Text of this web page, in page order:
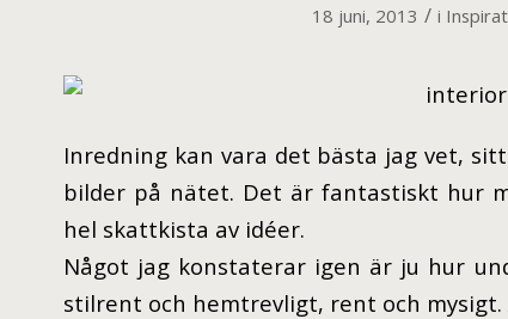
18 juni, 2013 / i
Inredning kan vara det bästa jag vet,
bilder på nätet. Det är fantastiskt hur
hel skattkista av idéer.
Något jag konstaterar igen är ju hur
stilrent och hemtrevligt, rent och mysigt.